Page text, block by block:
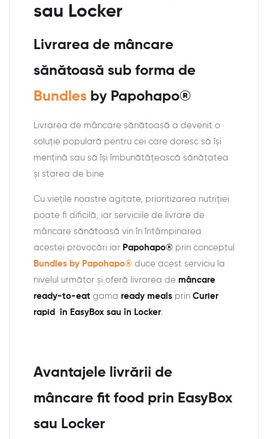
sau Locker
Livrarea de mâncare
sănătoasă sub forma de
Bundles by Papohapo®
Livrarea de mâncare sănătoasă a devenit o
soluție populară pentru cei care doresc să își
mențină sau să își îmbunătățească sănătatea
și starea de bine
Cu viețile noastre agitate, prioritizarea nutriției
poate fi dificilă, iar serviciile de livrare de
mâncare sănătoasă vin în întâmpinarea
acestei provocări iar Papohapo® prin conceptul
Bundles by Papohapo® duce acest serviciu la
nivelul următor și oferă livrarea de mâncare
ready-to-eat gama ready meals prin Curier
rapid în EasyBox sau în Locker.
Avantajele livrării de
mâncare fit food prin EasyBox
sau Locker